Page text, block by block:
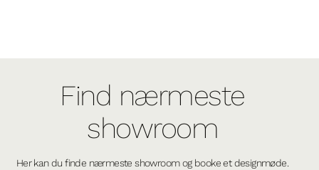
Find nærmeste
showroom
Her kan du finde nærmeste showroom og booke et designmøde.